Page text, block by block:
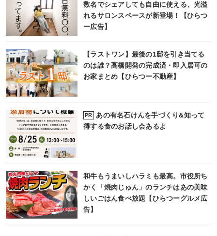
数名でシェアしても自由に使える、光溢
れるサロンスペースが新登場！【ひらつ
ー広告】
【ラストワン】最後の1邸を引き当てる
のは誰？高橋開発の完成済・即入居可の
お家まとめ【ひらつー不動産】
PR
あの有名石けんを手づくり&知って
得する食のお話し会あるよ
和牛もうまいしハラミも最高。市役所ち
かく「焼肉じゅん」のランチはあの美味
しいごはん食べ放題【ひらつーグルメ広
告】